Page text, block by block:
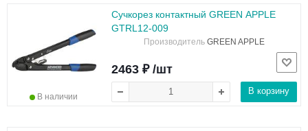
Сучкорез контактный GREEN APPLE
GTRL12-009
Производитель GREEN APPLE
В наличии
2463 ₽ /шт
В корзину